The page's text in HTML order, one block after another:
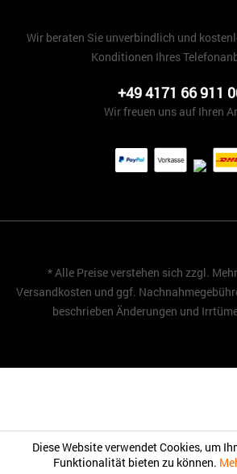
Wir beraten Sie unverbindlich und
Konditionen Ihres
+49 4171 66 911
Wir freuen uns auf Ihren
* Alle Preise verstehen sich zzgl.
Versandkosten und ggf.
beschrieben Änderungen und
Diese Website verwendet Cookies, um
Funktionalität bieten zu können.